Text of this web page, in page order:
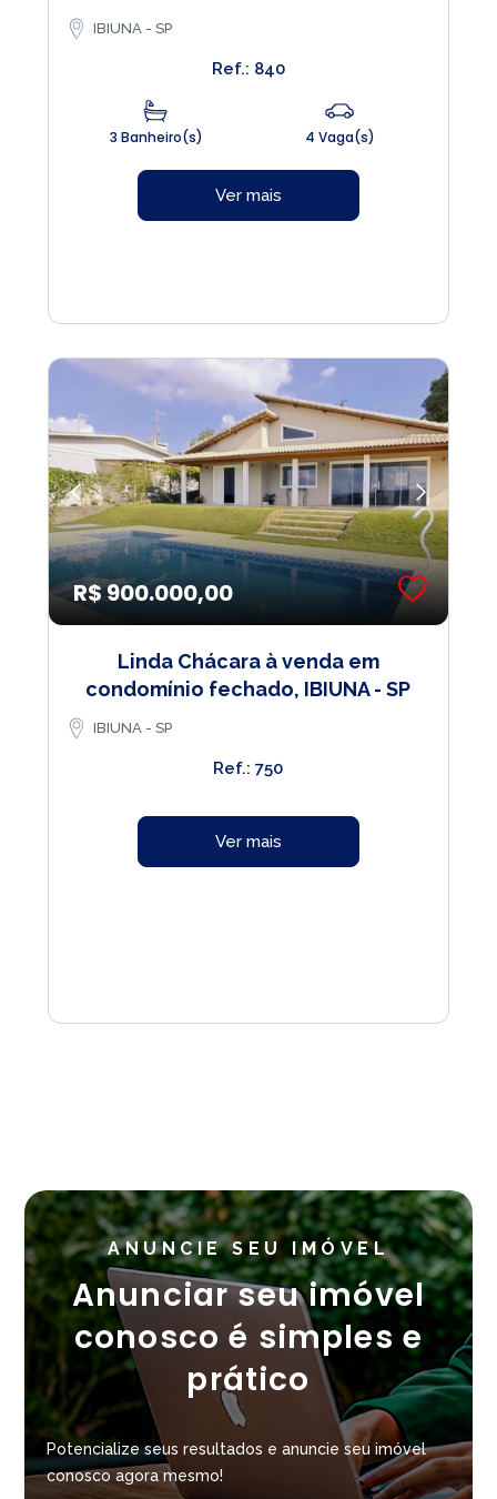
IBIUNA - SP
Ref.: 840
3 Banheiro(s) 4 Vaga(s)
Ver mais
R$ 900.000,00
Linda Chácara à venda em
condomínio fechado, IBIUNA - SP
IBIUNA - SP
Ref.: 750
Ver mais
ANUNCIE SEU IMÓVEL
Anunciar seu imóvel
conosco é simples e
prático
Potencialize seus resultados e anuncie seu imóvel
conosco agora mesmo!